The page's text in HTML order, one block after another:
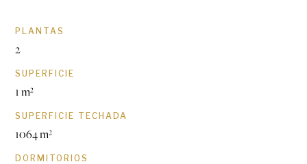
PLANTAS
2
SUPERFICIE
1 m²
SUPERFICIE TECHADA
1064 m²
DORMITORIOS